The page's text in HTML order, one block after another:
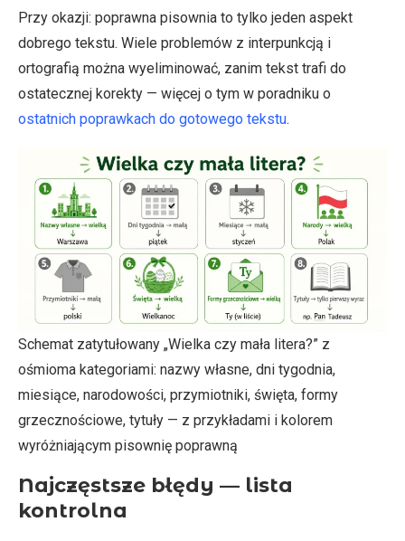
Przy okazji: poprawna pisownia to tylko jeden aspekt
dobrego tekstu. Wiele problemów z interpunkcją i
ortografią można wyeliminować, zanim tekst trafi do
ostatecznej korekty — więcej o tym w poradniku o
ostatnich poprawkach do gotowego tekstu.
Schemat zatytułowany „Wielka czy mała litera?” z
ośmioma kategoriami: nazwy własne, dni tygodnia,
miesiące, narodowości, przymiotniki, święta, formy
grzecznościowe, tytuły — z przykładami i kolorem
wyróżniającym pisownię poprawną
Najczęstsze błędy — lista
kontrolna